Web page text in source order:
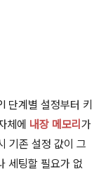
단계별 설정부터 키
체에 내장 메모리 가
기존 설정 값이 그
세팅할 필요가 없